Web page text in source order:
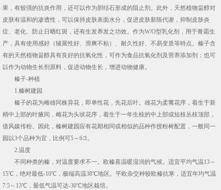
果，有较强的抗炎作用，还可以作为胆结石形成的阻止剂。此外，天然植物甾醇对
皮肤有温和的渗透性，可以保持皮肤表面水分，促进皮肤新陈代谢，抑制皮肤炎
症、老化、防止日晒红斑，还有生发养发之功效。作为W/O型乳化剂，用于膏霜生
产，具有使用感好（辅展性好、滑爽不粘）、耐久性好、不易变质等特点。榛子含
有的天然植物甾醇具有良好的抗氧化性，可作为食品抗氧化剂及营养添加剂；也可
以作为动物生长剂原料，促进动物生长，增进动物健康。
榛子-种植
1.榛树建园
榛子的花为雌雄同株异花，即单性花，先花后叶。雄花为柔荑花序，着生于新
稍中上部的叶腋间，雌花为头状花序，着生于一年生枝的中上部或短枝丛枝顶部，
借风媒传粉。因此，榛树建园应有花期相同或相似的品种作授粉树配置，一般同一
园以3个品种为宜，比例可5～6∶1。
2.温度
不同种类的榛，对温度要求不一。欧榛喜温暖湿润的气候。适宜平均气温13～
15℃，绝对最低-10℃，极端高温38℃地区。平欧杂交种较欧榛抗寒，适宜年均气温
7.5～13℃，最低气温可达-30℃地区栽培。